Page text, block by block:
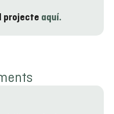
projecte aquí.